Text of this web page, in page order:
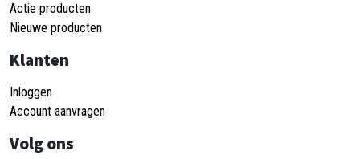
Actie producten
Nieuwe producten
Klanten
Inloggen
Account aanvragen
Volg ons